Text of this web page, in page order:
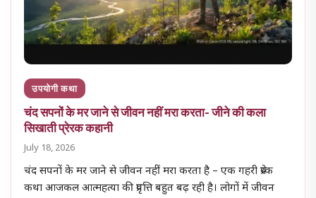
उपयोगी कथा
चंद सपनों के मर जाने से जीवन नहीं मरा करता- जीने की कला
सिखाती प्रेरक कहानी
July 18, 2026
चंद सपनों के मर जाने से जीवन नहीं मरा करता है – एक गहरी प्रेरक
कथा आजकल आत्महत्या की प्रवृत्ति बहुत बढ़ रही है। लोगों में जीवन